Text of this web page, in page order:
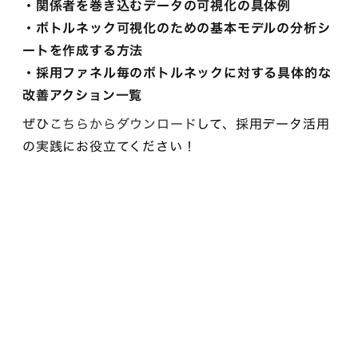
・関係者を巻き込むデータの可視化の具体例
・ボトルネック可視化のための基本モデルの分析シ
ートを作成する方法
・採用ファネル毎のボトルネックに対する具体的な
改善アクション一覧
ぜひ こちらからダウンロード して、採用データ活用
の実践にお役立てください！